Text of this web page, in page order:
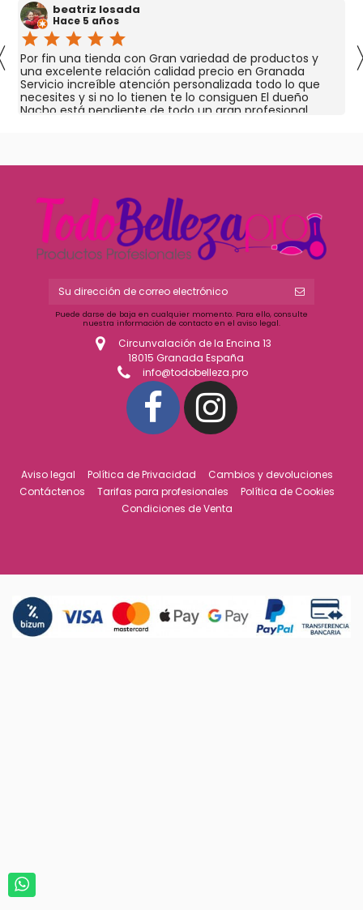
beatriz losada
Hace 5 años
star star star star star
Por fin una tienda con Gran variedad de productos y
una excelente relación calidad precio en Granada
Servicio increíble atención personalizada todo lo que
necesites y si no lo tienen te lo consiguen El dueño
Nacho está pendiente de todo un gran profesional
Puede darse de baja en cualquier momento. Para ello, consulte
nuestra información de contacto en el aviso legal.
Circunvalación de la Encina 13
18015 Granada España
info@todobelleza.pro
Aviso legal Política de Privacidad
Cambios y devoluciones
Contáctenos
Tarifas para profesionales
Política de Cookies
Condiciones de Venta